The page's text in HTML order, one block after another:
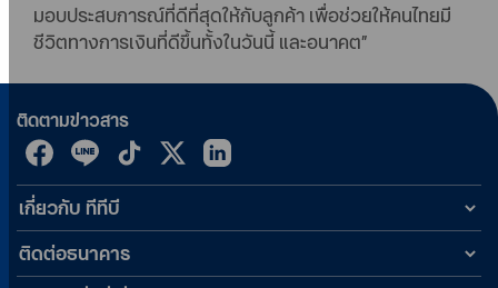
มอบประสบการณ์ที่ดีที่สุดให้กับลูกค้า เพื่อช่วยให้คนไทยมี
ชีวิตทางการเงินที่ดีขึ้นทั้งในวันนี้ และอนาคต”
ติดตามข่าวสาร
เกี่ยวกับ ทีทีบี
ติดต่อธนาคาร